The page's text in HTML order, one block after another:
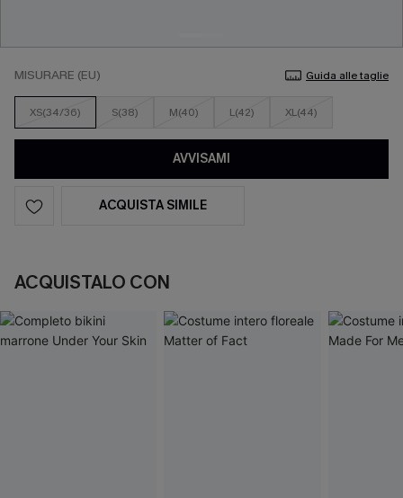
MISURARE (EU) Guida alle taglie
XS(34/36) S(38) M(40) L(42) XL(44)
AVVISAMI
ACQUISTA SIMILE
ACQUISTALO CON